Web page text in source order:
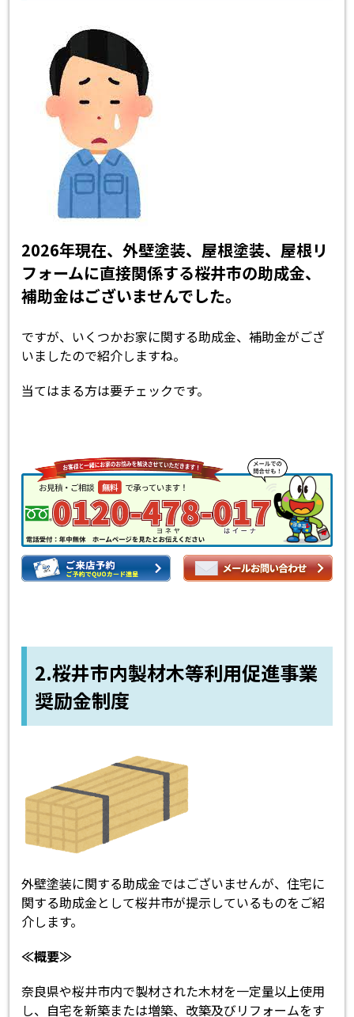
2026年現在、外壁塗装、屋根塗装、屋根リ
フォームに直接関係する桜井市の助成金、
補助金はございませんでした。
ですが、いくつかお家に関する助成金、補助金がござ
いましたので紹介しますね。
当てはまる方は要チェックです。
2.桜井市内製材木等利用促進事業
奨励金制度
外壁塗装に関する助成金ではございませんが、住宅に
関する助成金として桜井市が提示しているものをご紹
介します。
≪概要≫
奈良県や桜井市内で製材された木材を一定量以上使用
し、自宅を新築または増築、改築及びリフォームをす